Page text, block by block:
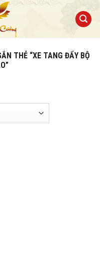
THẺ “XE TANG ĐẨY BỘ